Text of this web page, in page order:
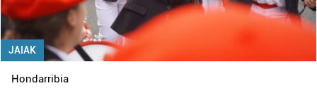
JAIAK
Hondarribia